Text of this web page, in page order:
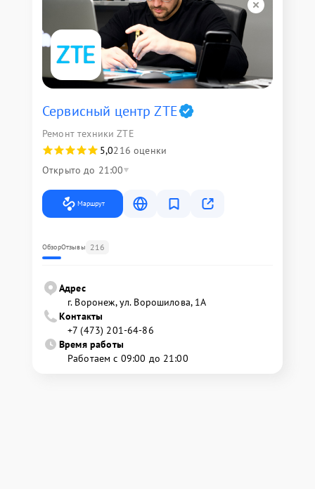
Сервисный центр ZTE
Ремонт техники ZTE
5,0216 оценки
Открыто до 21:00
Маршрут
ОбзорОтзывы 216
Адрес
г. Воронеж, ул. Ворошилова, 1А
Контакты
+7 (473) 201-64-86
Время работы
Работаем с 09:00 до 21:00